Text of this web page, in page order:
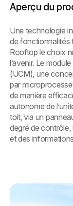
Aperçu du
Une technologie
de fonctionnalités
Rooftop le choix
l’avenir. Le
(UCM), une
par
de manière
autonome de
toit, via un
degré de contrôle,
et des